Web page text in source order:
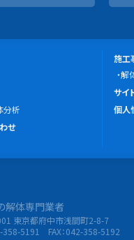
分析
せ
施
工
事
例
施工
解
こ
の
ト
て
サイ
個人
建設
解体専門業者
東京都府中市浅間町2-8-7
358-5191 FAX：042-358-5192